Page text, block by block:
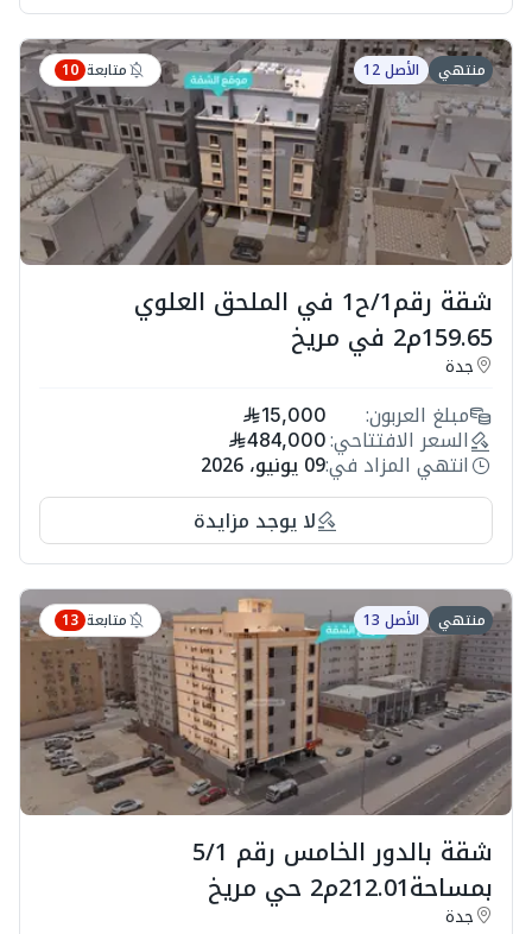
منتهي الأصل 12 متابعة 10
شقة رقم1/ح1 في الملحق العلوي
159.65م2 في مريخ
جدة
مبلغ العربون: 15,000
السعر الافتتاحي: 484,000
انتهي المزاد في:09 يونيو، 2026
لا يوجد مزايدة
منتهي الأصل 13 متابعة 13
شقة بالدور الخامس رقم 5/1
بمساحة212.01م2 حي مريخ
جدة